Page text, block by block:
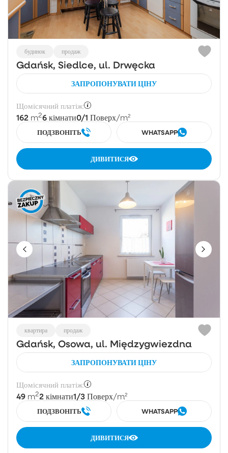
будинок продаж
Gdańsk, Siedlce, ul. Drwęcka
ЗАПРОПОНУВАТИ ЦІНУ
Щомісячний платіж:
162 m26 кімнати0/1 Поверх/m²
ПОДЗВОНІТЬ WHATSAPP
ДИВИТИСЯ
квартира продаж
Gdańsk, Osowa, ul. Międzygwiezdna
ЗАПРОПОНУВАТИ ЦІНУ
Щомісячний платіж:
49 m22 кімнати1/3 Поверх/m²
ПОДЗВОНІТЬ WHATSAPP
ДИВИТИСЯ